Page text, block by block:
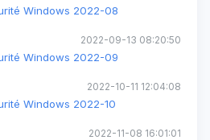
Windows 2022-08
2022-09-13 08:20:50
Windows 2022-09
2022-10-11 12:04:08
Windows 2022-10
2022-11-08 16:01:01